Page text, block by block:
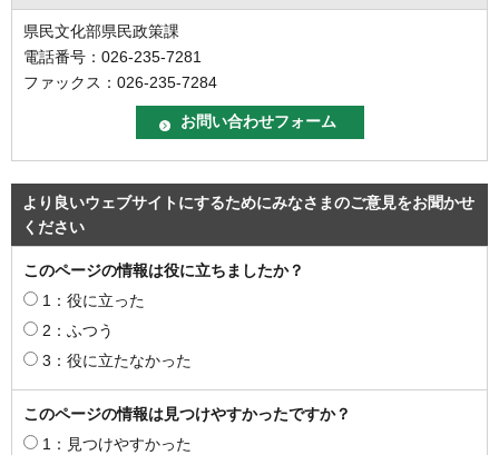
県民文化部県民政策課
電話番号：026-235-7281
ファックス：026-235-7284
より良いウェブサイトにするためにみなさまのご意見をお聞かせ
ください
このページの情報は役に立ちましたか？
1：役に立った
2：ふつう
3：役に立たなかった
このページの情報は見つけやすかったですか？
1：見つけやすかった